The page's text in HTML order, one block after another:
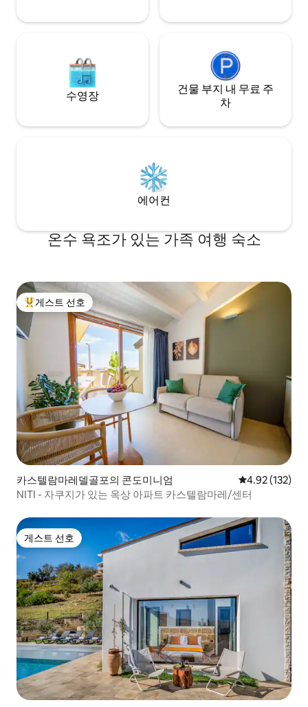
위치한 아름다운 마을 카스텔람마레 델 골
도, 매혹적인 중세 도시 에리체, 산 비토 로
카포, 마르살라 및 염수 디 모지아 공원, 세
제스타 및 셀리눈테의 고고학 공원, 모나레
한 생선을 즐길 수 있는 장소입니다. 카놀리
숙박할 수 있습니다. 반려동물은 동반할 수
없습니다. 와이파이가 포함되어 있습니다.
수영장
건물 부지 내 무료 주
차
에어컨
온수 욕조가 있는 가족 여행 숙소
상위 게스트 선호
게스트 선호
카스텔람마레델골포의 콘도미니엄 평점 4.92점(5
4.92 (132)
NITI - 자쿠지가 있는 옥상 아파트 카스텔람마레/센터
게스트 선호
게스트 선호